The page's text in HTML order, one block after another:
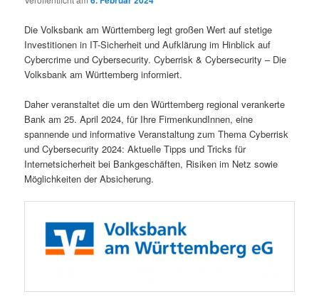
Die Volksbank am Württemberg legt großen Wert auf stetige
Investitionen in IT-Sicherheit und Aufklärung im Hinblick auf
Cybercrime und Cybersecurity. Cyberrisk & Cybersecurity – Die
Volksbank am Württemberg informiert.
Daher veranstaltet die um den Württemberg regional verankerte
Bank am 25. April 2024, für Ihre FirmenkundInnen, eine
spannende und informative Veranstaltung zum Thema Cyberrisk
und Cybersecurity 2024: Aktuelle Tipps und Tricks für
Internetsicherheit bei Bankgeschäften, Risiken im Netz sowie
Möglichkeiten der Absicherung.